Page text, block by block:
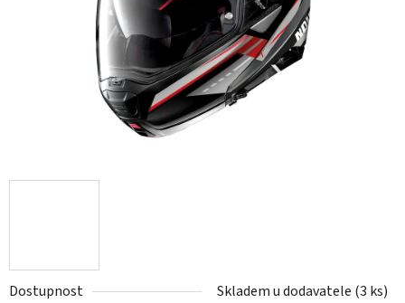
Dostupnost Skladem u dodavatele (3 ks)